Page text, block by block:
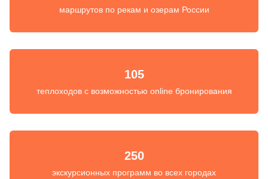
маршрутов по рекам и озерам России
105
теплоходов с возможностью online бронирования
250
экскурсионных программ во всех городах